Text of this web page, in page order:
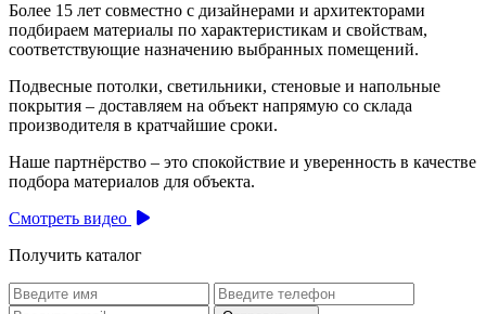
Более 15 лет совместно с дизайнерами и архитекторами
подбираем материалы по характеристикам и свойствам,
соответствующие назначению выбранных помещений.
Подвесные потолки, светильники, стеновые и напольные
покрытия – доставляем на объект напрямую со склада
производителя в кратчайшие сроки.
Наше партнёрство – это спокойствие и уверенность в качестве
подбора материалов для объекта.
Смотреть видео
Получить каталог